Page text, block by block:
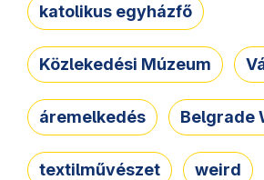
katolikus egyházfő
Közlekedési Múzeum
áremelkedés Belgrade
textilművészet weird